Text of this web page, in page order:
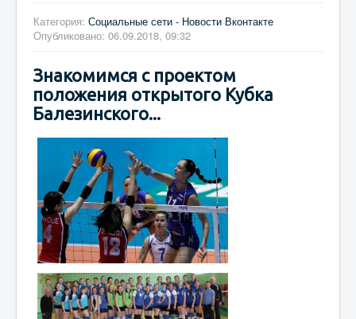
Категория: Социальные сети - Новости Вконтакте
Опубликовано: 06.09.2018, 09:32
Знакомимся с проектом
положения открытого Кубка
Балезинского...